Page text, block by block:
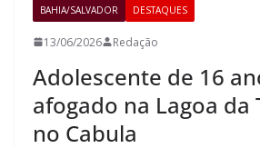
BAHIA/SALVADOR DESTAQUES
13/06/2026 Redação
Adolescente de 16
afogado na Lagoa da
no Cabula